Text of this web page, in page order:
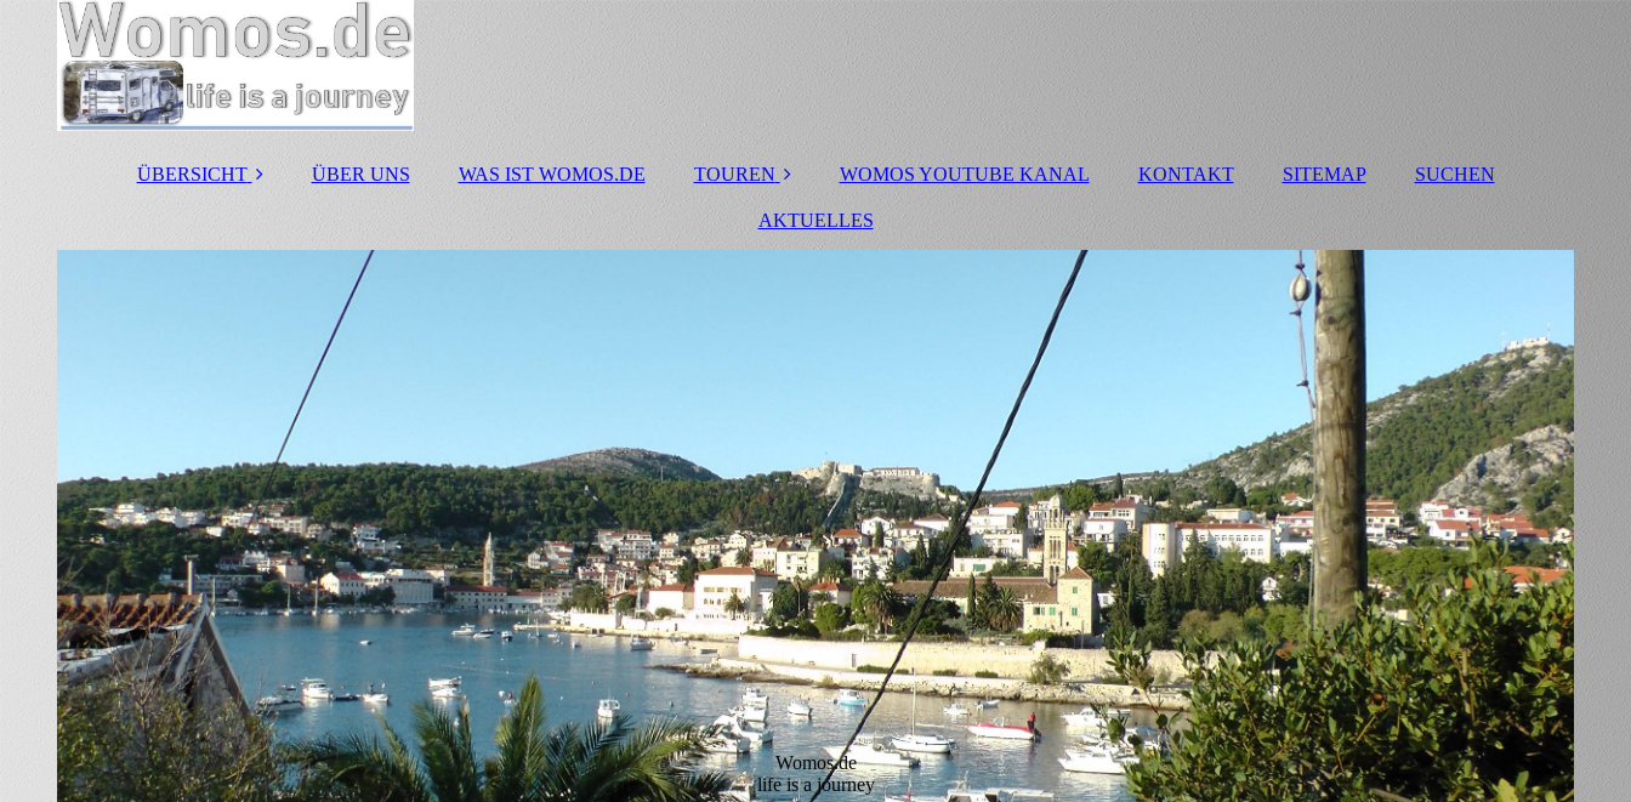
ÜBERSICHT
Wohnmobil Hersteller
Reisemobilvermietun
g
Reisemobilhändler
Ein Wohnmobil
kaufen
Wohnmobil Foren
und Blogs
Clubs
Youtube Kanäle
Wohnmobil Test
ÜBER UNS WAS IST WOMOS.DE TOUREN
Touren 2020
Trentino
Lago Maggiore, Lago
die Orta und Toskana
2018
Norwegen 2008
Kroatien
Schwarzwald und
Bodensee
Rügen
WOMOS YOUTUBE KANAL KONTAKT SITEMAP SUCHEN
AKTUELLES
Womos.de
life is a journey